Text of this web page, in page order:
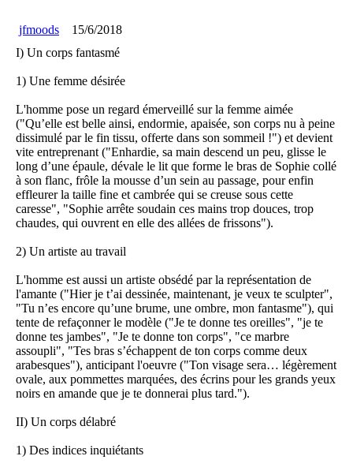
jfmoods
15/6/2018
I) Un corps fantasmé
1) Une femme désirée
L'homme pose un regard émerveillé sur la femme aimée
("Qu’elle est belle ainsi, endormie, apaisée, son corps nu à peine
dissimulé par le fin tissu, offerte dans son sommeil !") et devient
vite entreprenant ("Enhardie, sa main descend un peu, glisse le
long d’une épaule, dévale le lit que forme le bras de Sophie collé
à son flanc, frôle la mousse d’un sein au passage, pour enfin
effleurer la taille fine et cambrée qui se creuse sous cette
caresse", "Sophie arrête soudain ces mains trop douces, trop
chaudes, qui ouvrent en elle des allées de frissons").
2) Un artiste au travail
L'homme est aussi un artiste obsédé par la représentation de
l'amante ("Hier je t’ai dessinée, maintenant, je veux te sculpter",
"Tu n’es encore qu’une brume, une ombre, mon fantasme"), qui
tente de refaçonner le modèle ("Je te donne tes oreilles", "je te
donne tes jambes", "Je te donne ton corps", "ce marbre
assoupli", "Tes bras s’échappent de ton corps comme deux
arabesques"), anticipant l'oeuvre ("Ton visage sera… légèrement
ovale, aux pommettes marquées, des écrins pour les grands yeux
noirs en amande que je te donnerai plus tard.").
II) Un corps délabré
1) Des indices inquiétants